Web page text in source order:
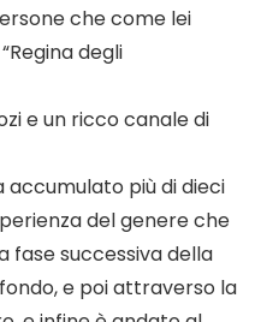
che come lei
degli
e un ricco canale di
accumulato più di dieci
del genere che
fase successiva della
e poi attraverso la